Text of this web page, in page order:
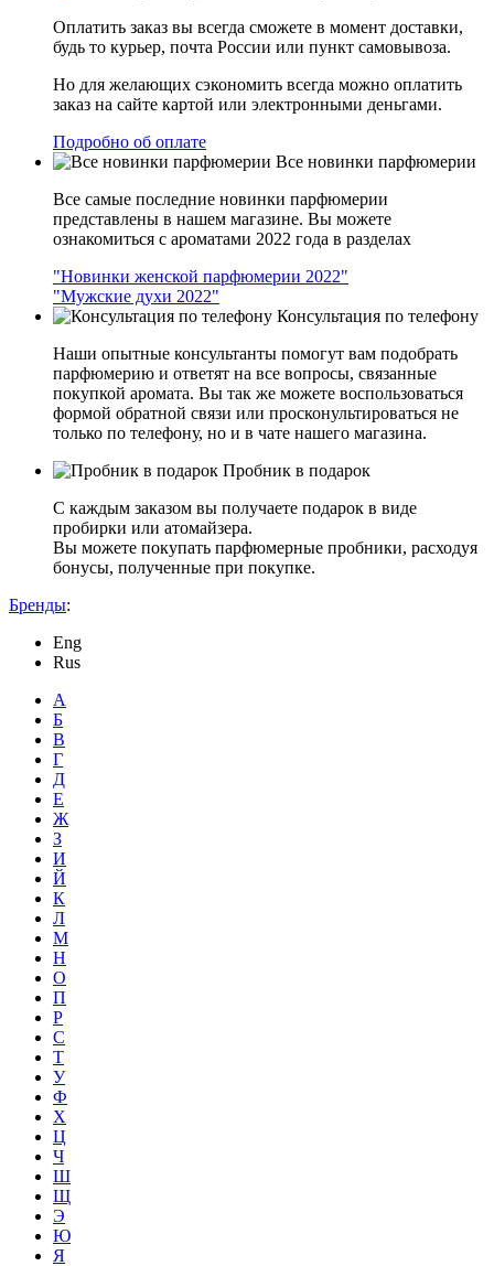
Оплатить заказ вы всегда сможете в момент доставки,
будь то курьер, почта России или пункт самовывоза.
Но для желающих сэкономить всегда можно оплатить
заказ на сайте картой или электронными деньгами.
Подробно об оплате
Все новинки парфюмерии
Все самые последние новинки парфюмерии
представлены в нашем магазине. Вы можете
ознакомиться с ароматами 2022 года в разделах
"Новинки женской парфюмерии 2022"
"Мужские духи 2022"
Консультация по телефону
Наши опытные консультанты помогут вам подобрать
парфюмерию и ответят на все вопросы, связанные
покупкой аромата. Вы так же можете воспользоваться
формой обратной связи или просконультироваться не
только по телефону, но и в чате нашего магазина.
Пробник в подарок
С каждым заказом вы получаете подарок в виде
пробирки или атомайзера.
Вы можете покупать парфюмерные пробники, расходуя
бонусы, полученные при покупке.
Бренды:
Eng
Rus
А
Б
В
Г
Д
Е
Ж
З
И
Й
К
Л
М
Н
О
П
Р
С
Т
У
Ф
Х
Ц
Ч
Ш
Щ
Э
Ю
Я